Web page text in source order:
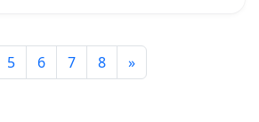
5 6 7 8 »